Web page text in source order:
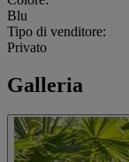
Blu
Tipo di venditore:
Privato
Galleria